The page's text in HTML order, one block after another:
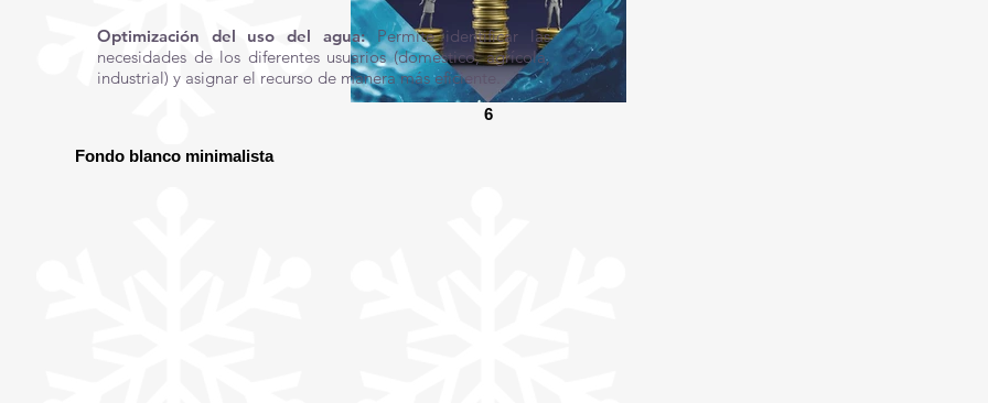
Fondo blanco minimalista
6
Optimización del uso del agua: Permite identificar las
necesidades de los diferentes usuarios (doméstico, agrícola,
industrial) y asignar el recurso de manera más eficiente.